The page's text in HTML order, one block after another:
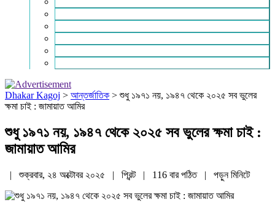
Dhakar Kagoj > আন্তর্জাতিক >শুধু ১৯৭১ নয়, ১৯৪৭ থেকে ২০২৫ সব ভুলের
ক্ষমা চাই : জামায়াত আমির
শুধু ১৯৭১ নয়, ১৯৪৭ থেকে ২০২৫ সব ভুলের ক্ষমা চাই :
জামায়াত আমির
| শুক্রবার, ২৪ অক্টোবর ২০২৫ | প্রিন্ট | 116 বার পঠিত | পড়ুনমিনিটে